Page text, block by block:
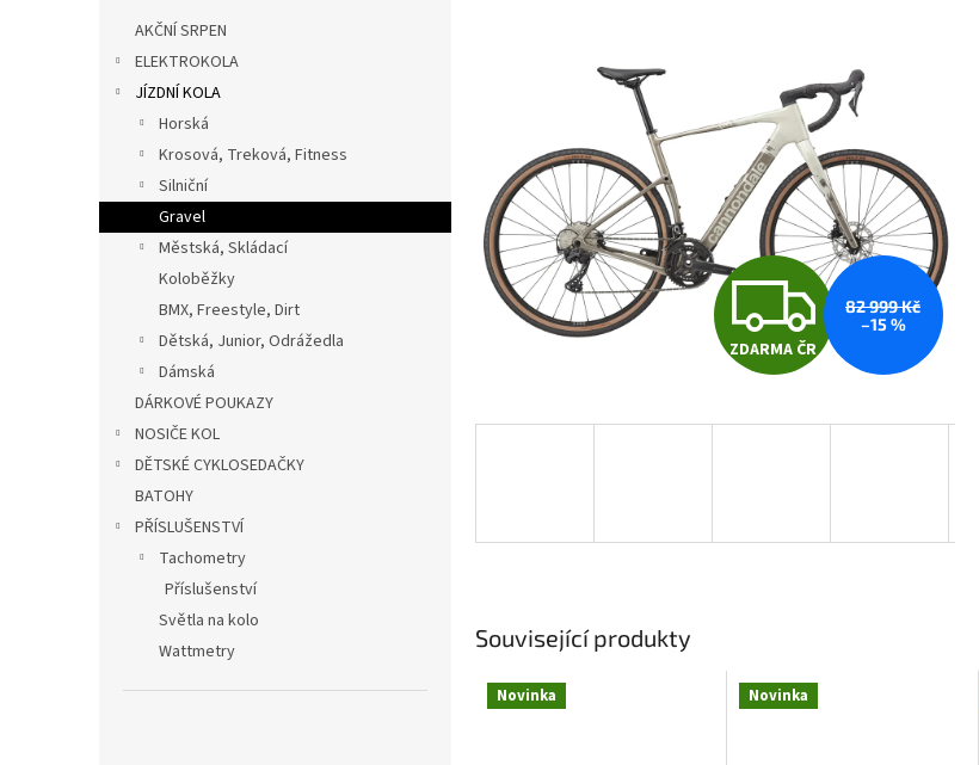
n
e
AKČNÍ SRPEN
ELEKTROKOLA
JÍZDNÍ KOLA
Horská
Krosová, Treková, Fitness
Silniční
Gravel
Městská, Skládací
Koloběžky
BMX, Freestyle, Dirt
Dětská, Junior, Odrážedla
Dámská
DÁRKOVÉ POUKAZY
NOSIČE KOL
DĚTSKÉ CYKLOSEDAČKY
BATOHY
PŘÍSLUŠENSTVÍ
Tachometry
Příslušenství
Světla na kolo
Wattmetry
Z
D
R
A
ZDARMA ČR
82 999 Kč
–15 %
Související produkty
Novinka Novinka